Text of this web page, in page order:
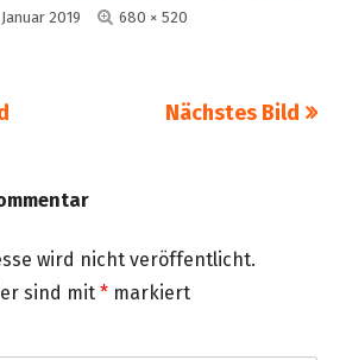
2019 Volle
680 × 520
Nächstes Bild
wird nicht veröffentlicht.
sind mit * markiert